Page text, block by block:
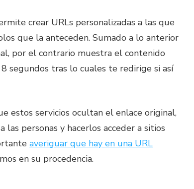
crear URLs personalizadas a las que
que la anteceden. Sumado a lo anterior
por el contrario muestra el contenido
segundos tras lo cuales te redirige si así
estos servicios ocultan el enlace original,
las personas y hacerlos acceder a sitios
averiguar que hay en una URL
en su procedencia.